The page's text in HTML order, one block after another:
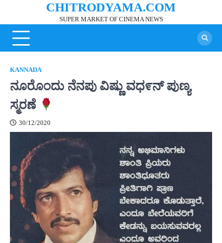
content
CHITRODYAMA.COM
SUPER MARKET OF CINEMA NEWS
KANNADA
ನೂರೊಂದು ನೆನಪು ವಿಷ್ಣು ವಧ೯ನ್ ಪುಣ್ಯ
ಸ್ಮರಣೆ
30/12/2020